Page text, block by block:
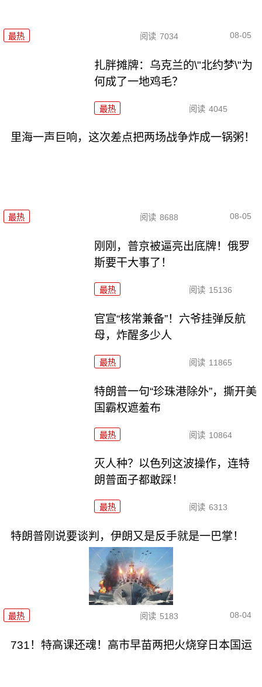
最热 阅读 7034 08-05
扎胖摊牌：乌克兰的\"北约梦\"为
何成了一地鸡毛？
最热 阅读 4045
里海一声巨响，这次差点把两场战争炸成一锅粥！
最热 阅读 8688 08-05
刚刚，普京被逼亮出底牌！俄罗
斯要干大事了！
最热 阅读 15136
官宣“核常兼备”！六爷挂弹反航
母，炸醒多少人
最热 阅读 11865
特朗普一句“珍珠港除外”，撕开美
国霸权遮羞布
最热 阅读 10864
灭人种？以色列这波操作，连特
朗普面子都敢踩！
最热 阅读 6313
特朗普刚说要谈判，伊朗又是反手就是一巴掌！
最热 阅读 5183 08-04
731！特高课还魂！高市早苗两把火烧穿日本国运